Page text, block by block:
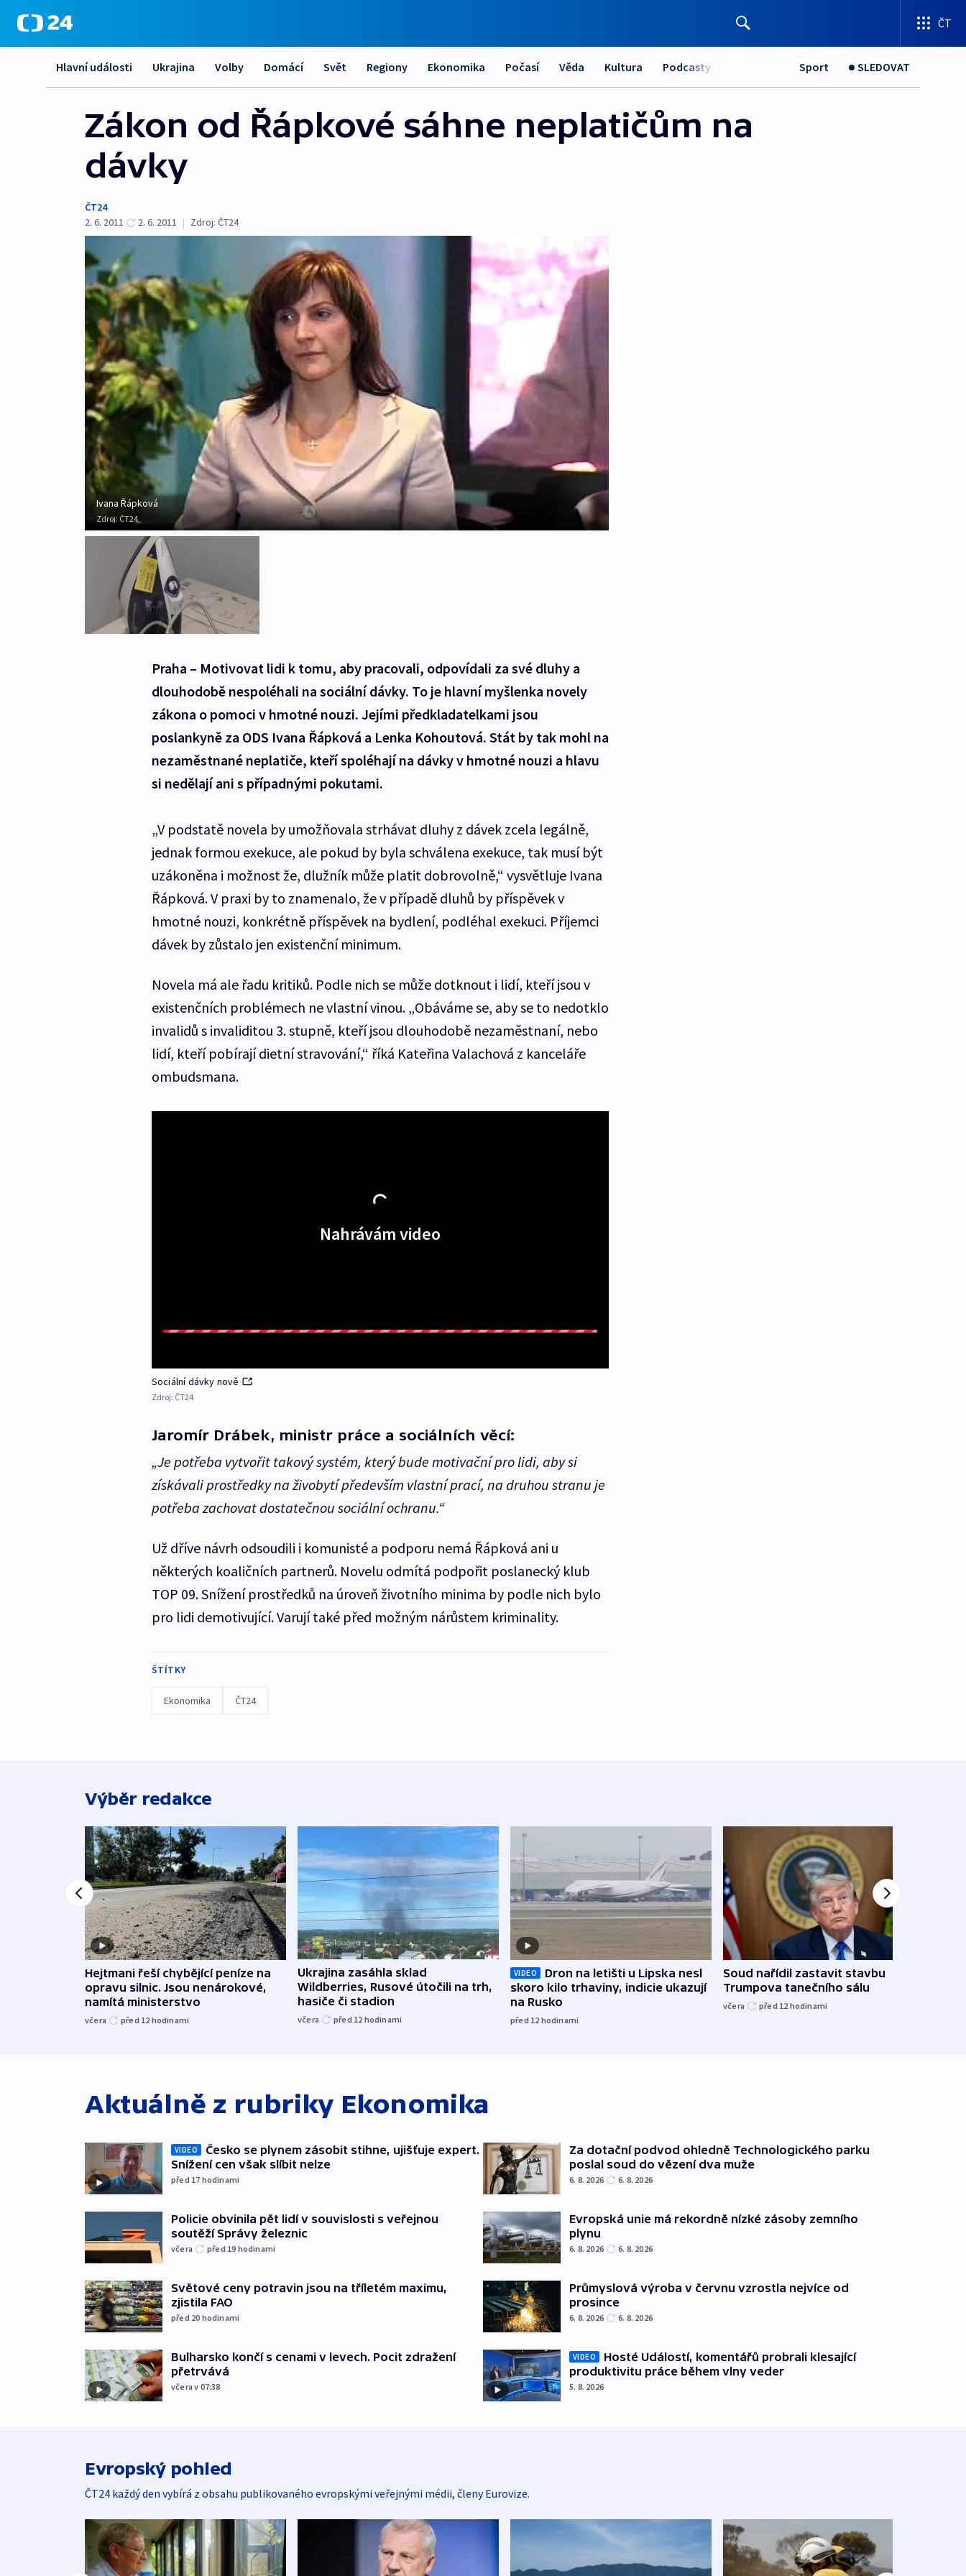
ČT
Hlavní události Ukrajina Volby Domácí Svět Regiony Ekonomika Počasí Věda Kultura Podcasty Sport SLEDOVAT
Zákon od Řápkové sáhne neplatičům na
dávky
ČT24
2. 6. 2011
2. 6. 2011 | Zdroj: ČT24
Ivana Řápková
Zdroj: ČT24
Praha – Motivovat lidi k tomu, aby pracovali, odpovídali za své dluhy a
dlouhodobě nespoléhali na sociální dávky. To je hlavní myšlenka novely
zákona o pomoci v hmotné nouzi. Jejími předkladatelkami jsou
poslankyně za ODS Ivana Řápková a Lenka Kohoutová. Stát by tak mohl na
nezaměstnané neplatiče, kteří spoléhají na dávky v hmotné nouzi a hlavu
si nedělají ani s případnými pokutami.
„V podstatě novela by umožňovala strhávat dluhy z dávek zcela legálně,
jednak formou exekuce, ale pokud by byla schválena exekuce, tak musí být
uzákoněna i možnost že, dlužník může platit dobrovolně,“ vysvětluje Ivana
Řápková. V praxi by to znamenalo, že v případě dluhů by příspěvek v
hmotné nouzi, konkrétně příspěvek na bydlení, podléhal exekuci. Příjemci
dávek by zůstalo jen existenční minimum.
Novela má ale řadu kritiků. Podle nich se může dotknout i lidí, kteří jsou v
existenčních problémech ne vlastní vinou. „Obáváme se, aby se to nedotklo
invalidů s invaliditou 3. stupně, kteří jsou dlouhodobě nezaměstnaní, nebo
lidí, kteří pobírají dietní stravování,“ říká Kateřina Valachová z kanceláře
ombudsmana.
Nahrávám video
Sociální dávky nově
Zdroj: ČT24
Jaromír Drábek, ministr práce a sociálních věcí:
„Je potřeba vytvořit takový systém, který bude motivační pro lidi, aby si
získávali prostředky na živobytí především vlastní prací, na druhou stranu je
potřeba zachovat dostatečnou sociální ochranu.“
Už dříve návrh odsoudili i komunisté a podporu nemá Řápková ani u
některých koaličních partnerů. Novelu odmítá podpořit poslanecký klub
TOP 09. Snížení prostředků na úroveň životního minima by podle nich bylo
pro lidi demotivující. Varují také před možným nárůstem kriminality.
ŠTÍTKY
Ekonomika ČT24
Výběr redakce
Hejtmani řeší chybějící peníze na
opravu silnic. Jsou nenárokové,
namítá ministerstvo
včera před 12 hodinami
Ukrajina zasáhla sklad
Wildberries, Rusové útočili na trh,
hasiče či stadion
včera před 12 hodinami
VIDEO
Dron na letišti u Lipska nesl
skoro kilo trhaviny, indicie ukazují
na Rusko
před 12 hodinami
Soud nařídil zastavit stavbu
Trumpova tanečního sálu
včera před 12 hodinami
Aktuálně z rubriky Ekonomika
VIDEO
Česko se plynem zásobit stihne, ujišťuje expert.
Snížení cen však slíbit nelze
před 17 hodinami
Policie obvinila pět lidí v souvislosti s veřejnou
soutěží Správy železnic
včera před 19 hodinami
Světové ceny potravin jsou na tříletém maximu,
zjistila FAO
před 20 hodinami
Bulharsko končí s cenami v levech. Pocit zdražení
přetrvává
včera v 07:38
Za dotační podvod ohledně Technologického parku
poslal soud do vězení dva muže
6. 8. 2026 6. 8. 2026
Evropská unie má rekordně nízké zásoby zemního
plynu
6. 8. 2026 6. 8. 2026
Průmyslová výroba v červnu vzrostla nejvíce od
prosince
6. 8. 2026 6. 8. 2026
VIDEO
Hosté Událostí, komentářů probrali klesající
produktivitu práce během vlny veder
5. 8. 2026
Evropský pohled
ČT24 každý den vybírá z obsahu publikovaného evropskými veřejnými médii, členy Eurovize.